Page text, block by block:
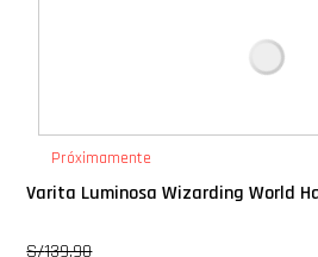
Próximamente
Varita Luminosa Wizarding World
S/139.90